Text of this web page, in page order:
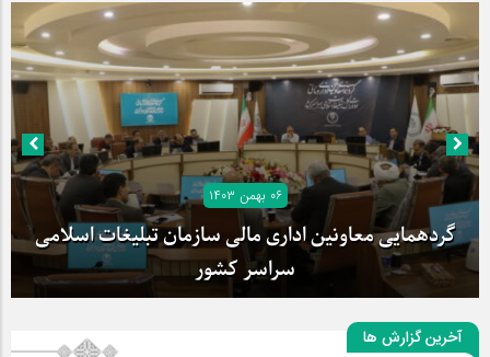
۰۶ بهمن ۱۴۰۳
گردهمایی معاونین اداری مالی سازمان تبلیغات اسلامی
سراسر کشور
آخرین گزارش ها